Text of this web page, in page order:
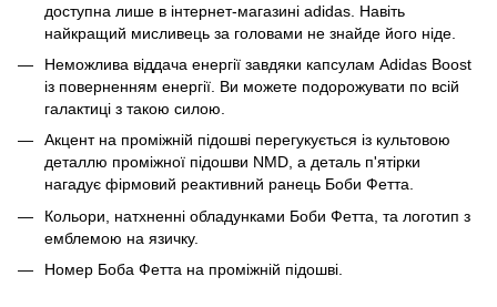
доступна лише в інтернет-магазині adidas. Навіть
найкращий мисливець за головами не знайде його ніде.
Неможлива віддача енергії завдяки капсулам Adidas Boost
із поверненням енергії. Ви можете подорожувати по всій
галактиці з такою силою.
Акцент на проміжній підошві перегукується із культовою
деталлю проміжної підошви NMD, а деталь п'ятірки
нагадує фірмовий реактивний ранець Боби Фетта.
Кольори, натхненні обладунками Боби Фетта, та логотип з
емблемою на язичку.
Номер Боба Фетта на проміжній підошві.